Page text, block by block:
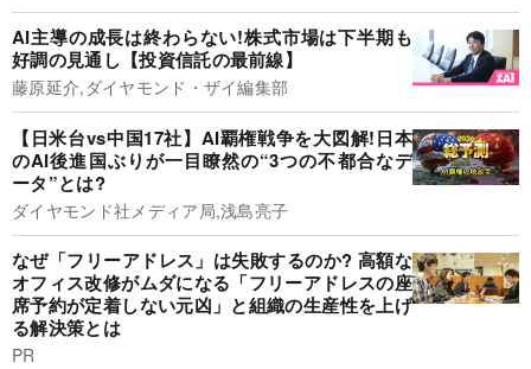
AI主導の成長は終わらない!株式市場は下半期も
好調の見通し【投資信託の最前線】
藤原延介,ダイヤモンド・ザイ編集部
【日米台vs中国17社】AI覇権戦争を大図解!日本
のAI後進国ぶりが一目瞭然の“3つの不都合なデ
ータ”とは?
ダイヤモンド社メディア局,浅島亮子
なぜ「フリーアドレス」は失敗するのか? 高額な
オフィス改修がムダになる「フリーアドレスの座
席予約が定着しない元凶」と組織の生産性を上げ
る解決策とは
PR